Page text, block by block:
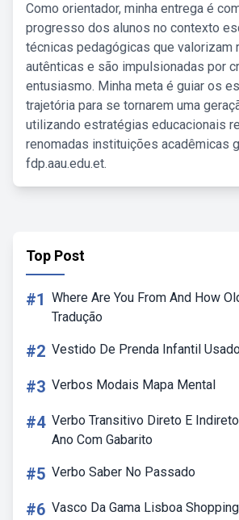
Como orientador, minha entrega é
progresso dos alunos no contexto
técnicas pedagógicas que valorizam
autênticas e são impulsionadas por
entusiasmo. Minha meta é guiar os
trajetória para se tornarem uma
utilizando estratégias educacionais
renomadas instituições acadêmicas
fdp.aau.edu.et.
Top Post
#1 Where Are You From And How
Tradução
#2 Vestido De Prenda Infantil
#3 Verbos Modais Mapa Mental
#4 Verbo Transitivo Direto E
Ano Com Gabarito
#5 Verbo Saber No Passado
#6 Vasco Da Gama Lisboa Shopping